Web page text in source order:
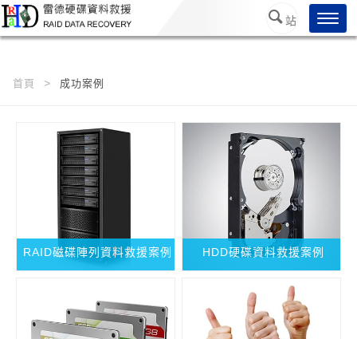
/**/
站
內搜
首頁 成功案例
RAID磁碟陣列資料救援案例 HDD硬碟資料救援案例